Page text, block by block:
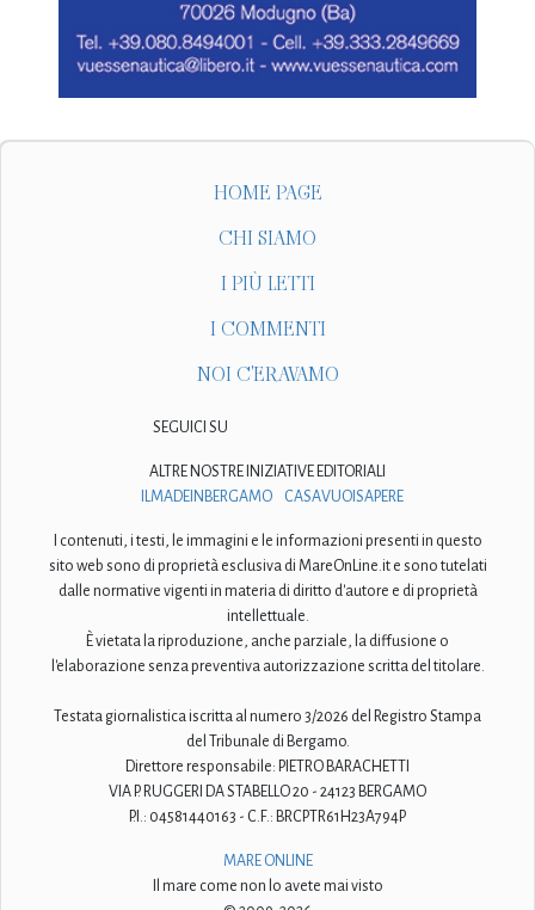
HOME PAGE
CHI SIAMO
I PIÙ LETTI
I COMMENTI
NOI C'ERAVAMO
SEGUICI SU
ALTRE NOSTRE INIZIATIVE EDITORIALI
ILMADEINBERGAMO
CASAVUOISAPERE
I contenuti, i testi, le immagini e le informazioni presenti in questo
sito web sono di proprietà esclusiva di MareOnLine.it e sono tutelati
dalle normative vigenti in materia di diritto d'autore e di proprietà
intellettuale.
È vietata la riproduzione, anche parziale, la diffusione o
l'elaborazione senza preventiva autorizzazione scritta del titolare.
Testata giornalistica iscritta al numero 3/2026 del Registro Stampa
del Tribunale di Bergamo.
Direttore responsabile: PIETRO BARACHETTI
VIA P. RUGGERI DA STABELLO 20 - 24123 BERGAMO
P.I.: 04581440163 - C.F.: BRCPTR61H23A794P
MARE ONLINE
Il mare come non lo avete mai visto